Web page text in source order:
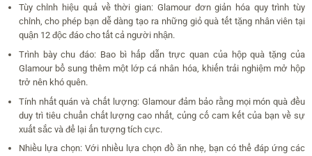
Tùy chỉnh hiệu quả về thời gian: Glamour đơn giản hóa quy trình tùy
chỉnh, cho phép bạn dễ dàng tạo ra những giỏ quà tết tặng nhân viên tại
quận 12 độc đáo cho tất cả người nhận.
Trình bày chu đáo: Bao bì hấp dẫn trực quan của hộp quà tặng của
Glamour bổ sung thêm một lớp cá nhân hóa, khiến trải nghiệm mở hộp
trở nên khó quên.
Tính nhất quán và chất lượng: Glamour đảm bảo rằng mọi món quà đều
duy trì tiêu chuẩn chất lượng cao nhất, củng cố cam kết của bạn về sự
xuất sắc và để lại ấn tượng tích cực.
Nhiều lựa chọn: Với nhiều lựa chọn đồ ăn nhẹ, bạn có thể đáp ứng các